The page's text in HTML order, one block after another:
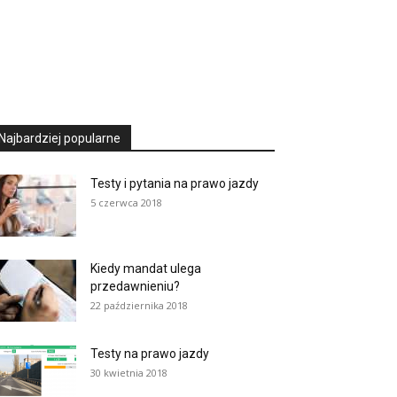
popularne
Testy i pytania na prawo jazdy
5 czerwca 2018
Kiedy mandat ulega
przedawnieniu?
22 października 2018
Testy na prawo jazdy
30 kwietnia 2018